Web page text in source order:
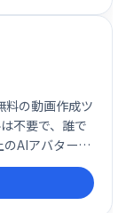
料の動画作成ツ
不要で、誰で
AIアバター、
のテンプレー
画を作成可